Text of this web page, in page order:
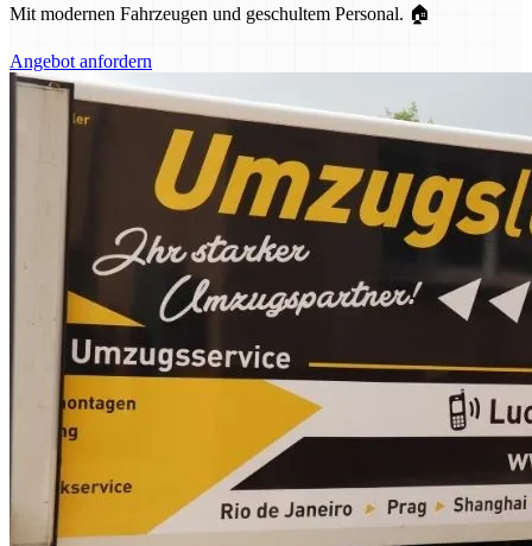
Mit modernen Fahrzeugen und geschultem Personal. 🏠
Angebot anfordern